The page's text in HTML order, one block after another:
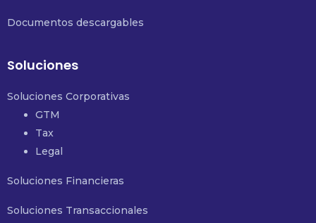
Documentos descargables
Soluciones
Soluciones Corporativas
GTM
Tax
Legal
Soluciones Financieras
Soluciones Transaccionales